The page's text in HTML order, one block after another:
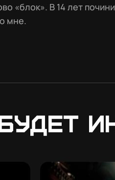
«блок». В 14 лет
мне.